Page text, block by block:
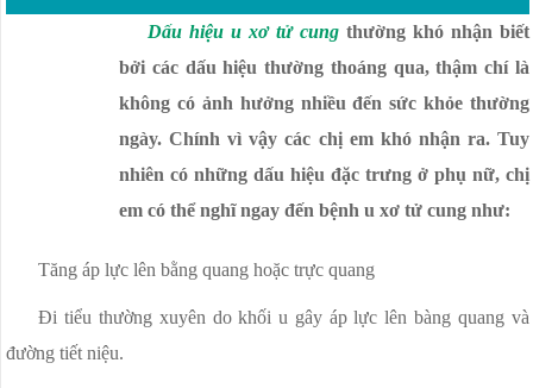
Dấu hiệu u xơ tử cungthường khó nhận biết
bởi các dấu hiệu thường thoáng qua, thậm chí là
không có ảnh hưởng nhiều đến sức khỏe thường
ngày. Chính vì vậy các chị em khó nhận ra. Tuy
nhiên có những dấu hiệu đặc trưng ở phụ nữ, chị
em có thể nghĩ ngay đến bệnh u xơ tử cung như:
Tăng áp lực lên bằng quang hoặc trực quang
Đi tiểu thường xuyên do khối u gây áp lực lên bàng quang và
đường tiết niệu.